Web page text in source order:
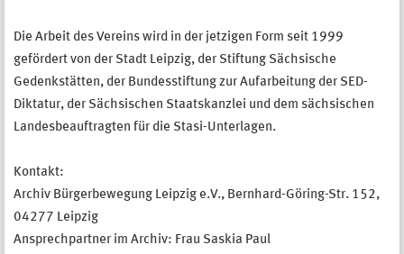
Die Arbeit des Vereins wird in der jetzigen Form seit 1999
gefördert von der Stadt Leipzig, der Stiftung Sächsische
Gedenkstätten, der Bundesstiftung zur Aufarbeitung der SED-
Diktatur, der Sächsischen Staatskanzlei und dem sächsischen
Landesbeauftragten für die Stasi-Unterlagen.
Kontakt:
Archiv Bürgerbewegung Leipzig e.V., Bernhard-Göring-Str. 152,
04277 Leipzig
Ansprechpartner im Archiv: Frau Saskia Paul